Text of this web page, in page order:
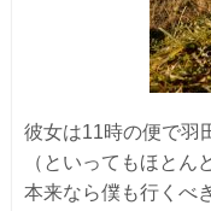
彼女は11時の便で羽
（といってもほとん
本来なら僕も行くべ